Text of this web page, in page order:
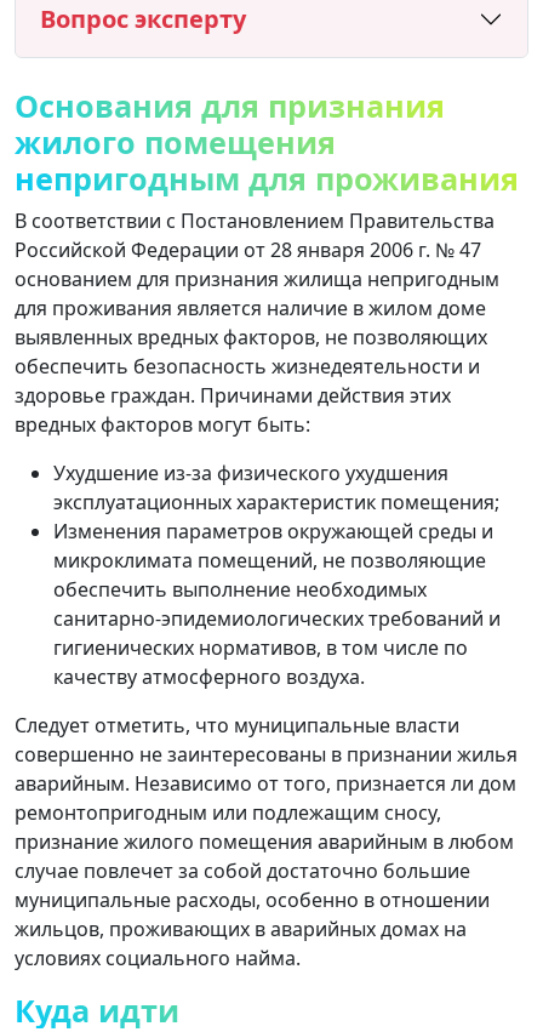
Вопрос эксперту
Основания для признания
жилого помещения
непригодным для проживания
В соответствии с Постановлением Правительства
Российской Федерации от 28 января 2006 г. № 47
основанием для признания жилища непригодным
для проживания является наличие в жилом доме
выявленных вредных факторов, не позволяющих
обеспечить безопасность жизнедеятельности и
здоровье граждан. Причинами действия этих
вредных факторов могут быть:
Ухудшение из-за физического ухудшения
эксплуатационных характеристик помещения;
Изменения параметров окружающей среды и
микроклимата помещений, не позволяющие
обеспечить выполнение необходимых
санитарно-эпидемиологических требований и
гигиенических нормативов, в том числе по
качеству атмосферного воздуха.
Следует отметить, что муниципальные власти
совершенно не заинтересованы в признании жилья
аварийным. Независимо от того, признается ли дом
ремонтопригодным или подлежащим сносу,
признание жилого помещения аварийным в любом
случае повлечет за собой достаточно большие
муниципальные расходы, особенно в отношении
жильцов, проживающих в аварийных домах на
условиях социального найма.
Куда идти